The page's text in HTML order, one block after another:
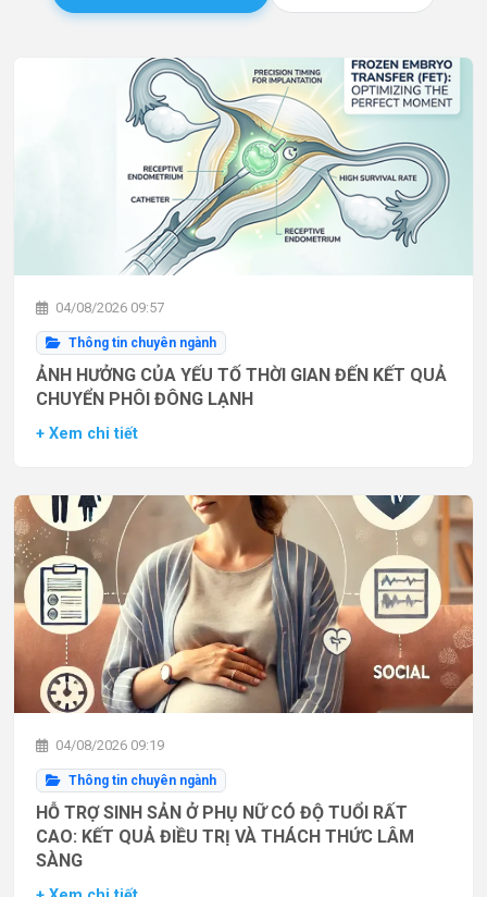
04/08/2026 09:57
Thông tin chuyên ngành
ẢNH HƯỞNG CỦA YẾU TỐ THỜI GIAN ĐẾN KẾT QUẢ
CHUYỂN PHÔI ĐÔNG LẠNH
+ Xem chi tiết
04/08/2026 09:19
Thông tin chuyên ngành
HỖ TRỢ SINH SẢN Ở PHỤ NỮ CÓ ĐỘ TUỔI RẤT
CAO: KẾT QUẢ ĐIỀU TRỊ VÀ THÁCH THỨC LÂM
SÀNG